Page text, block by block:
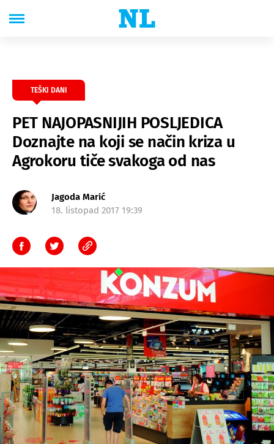
TEŠKI DANI
PET NAJOPASNIJIH POSLJEDICA
Doznajte na koji se način kriza u
Agrokoru tiče svakoga od nas
Jagoda Marić
18. listopad 2017 19:39